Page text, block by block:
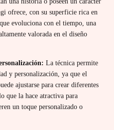
ofrece, con su superficie rica en
evoluciona con el tiempo, una
valorada en el diseño
La técnica permite
y personalización, ya que el
ajustarse para crear diferentes
que la hace atractiva para
un toque personalizado o